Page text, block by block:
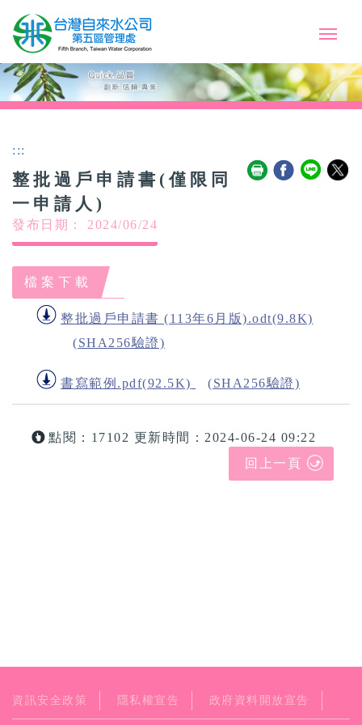
:::
整批過戶申請書(僅限同
一申請人)
發布日期： 2024/06/24
檔案下載
整批過戶申請書 (113年6月版).odt(9.8K)
(SHA256驗證)
書寫範例.pdf(92.5K) (SHA256驗證)
點閱：17102 更新時間：2024-06-24 09:22
回上一頁
資訊安全政策 隱私權宣告 政府資料開放宣告